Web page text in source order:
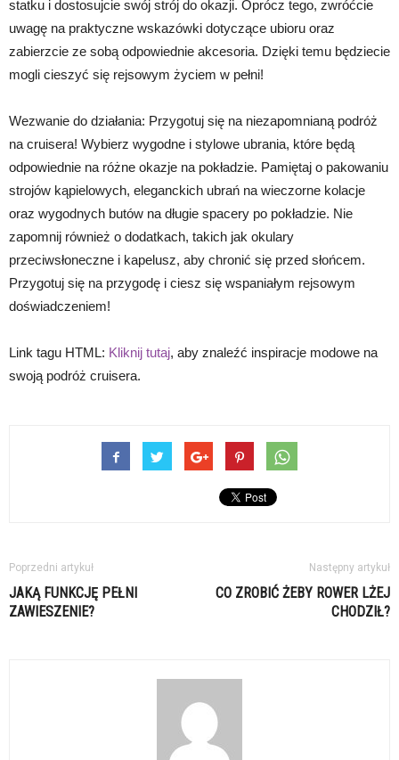
statku i dostosujcie swój strój do okazji. Oprócz tego, zwróćcie
uwagę na praktyczne wskazówki dotyczące ubioru oraz
zabierzcie ze sobą odpowiednie akcesoria. Dzięki temu będziecie
mogli cieszyć się rejsowym życiem w pełni!
Wezwanie do działania: Przygotuj się na niezapomnianą podróż
na cruisera! Wybierz wygodne i stylowe ubrania, które będą
odpowiednie na różne okazje na pokładzie. Pamiętaj o pakowaniu
strojów kąpielowych, eleganckich ubrań na wieczorne kolacje
oraz wygodnych butów na długie spacery po pokładzie. Nie
zapomnij również o dodatkach, takich jak okulary
przeciwsłoneczne i kapelusz, aby chronić się przed słońcem.
Przygotuj się na przygodę i ciesz się wspaniałym rejsowym
doświadczeniem!
Link tagu HTML: Kliknij tutaj, aby znaleźć inspiracje modowe na
swoją podróż cruisera.
Poprzedni artykuł
JAKĄ FUNKCJĘ PEŁNI
ZAWIESZENIE?
Następny artykuł
CO ZROBIĆ ŻEBY ROWER LŻEJ
CHODZIŁ?